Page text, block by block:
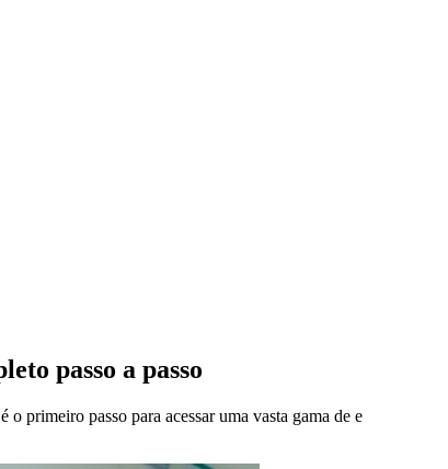
passo a passo
primeiro passo para acessar uma vasta gama de e